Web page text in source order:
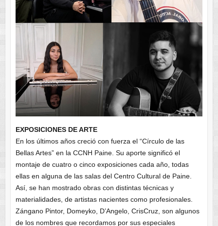
EXPOSICIONES DE ARTE
En los últimos años creció con fuerza el “Círculo de las
Bellas Artes” en la CCNH Paine. Su aporte significó el
montaje de cuatro o cinco exposiciones cada año, todas
ellas en alguna de las salas del Centro Cultural de Paine.
Así, se han mostrado obras con distintas técnicas y
materialidades, de artistas nacientes como profesionales.
Zángano Pintor, Domeyko, D’Angelo, CrisCruz, son algunos
de los nombres que recordamos por sus especiales